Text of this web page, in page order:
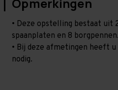
• Deze opstelling bestaat uit
spaanplaten en 8 borgpennen.
• Bij deze afmetingen heeft
nodig.